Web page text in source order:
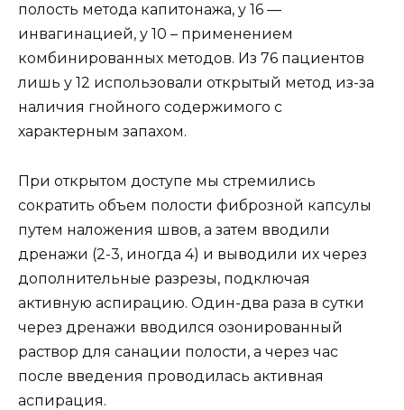
полость метода капитонажа, у 16 —
инвагинацией, у 10 – применением
комбинированных методов. Из 76 пациентов
лишь у 12 использовали открытый метод из-за
наличия гнойного содержимого с
характерным запахом.
При открытом доступе мы стремились
сократить объем полости фиброзной капсулы
путем наложения швов, а затем вводили
дренажи (2-3, иногда 4) и выводили их через
дополнительные разрезы, подключая
активную аспирацию. Один-два раза в сутки
через дренажи вводился озонированный
раствор для санации полости, а через час
после введения проводилась активная
аспирация.